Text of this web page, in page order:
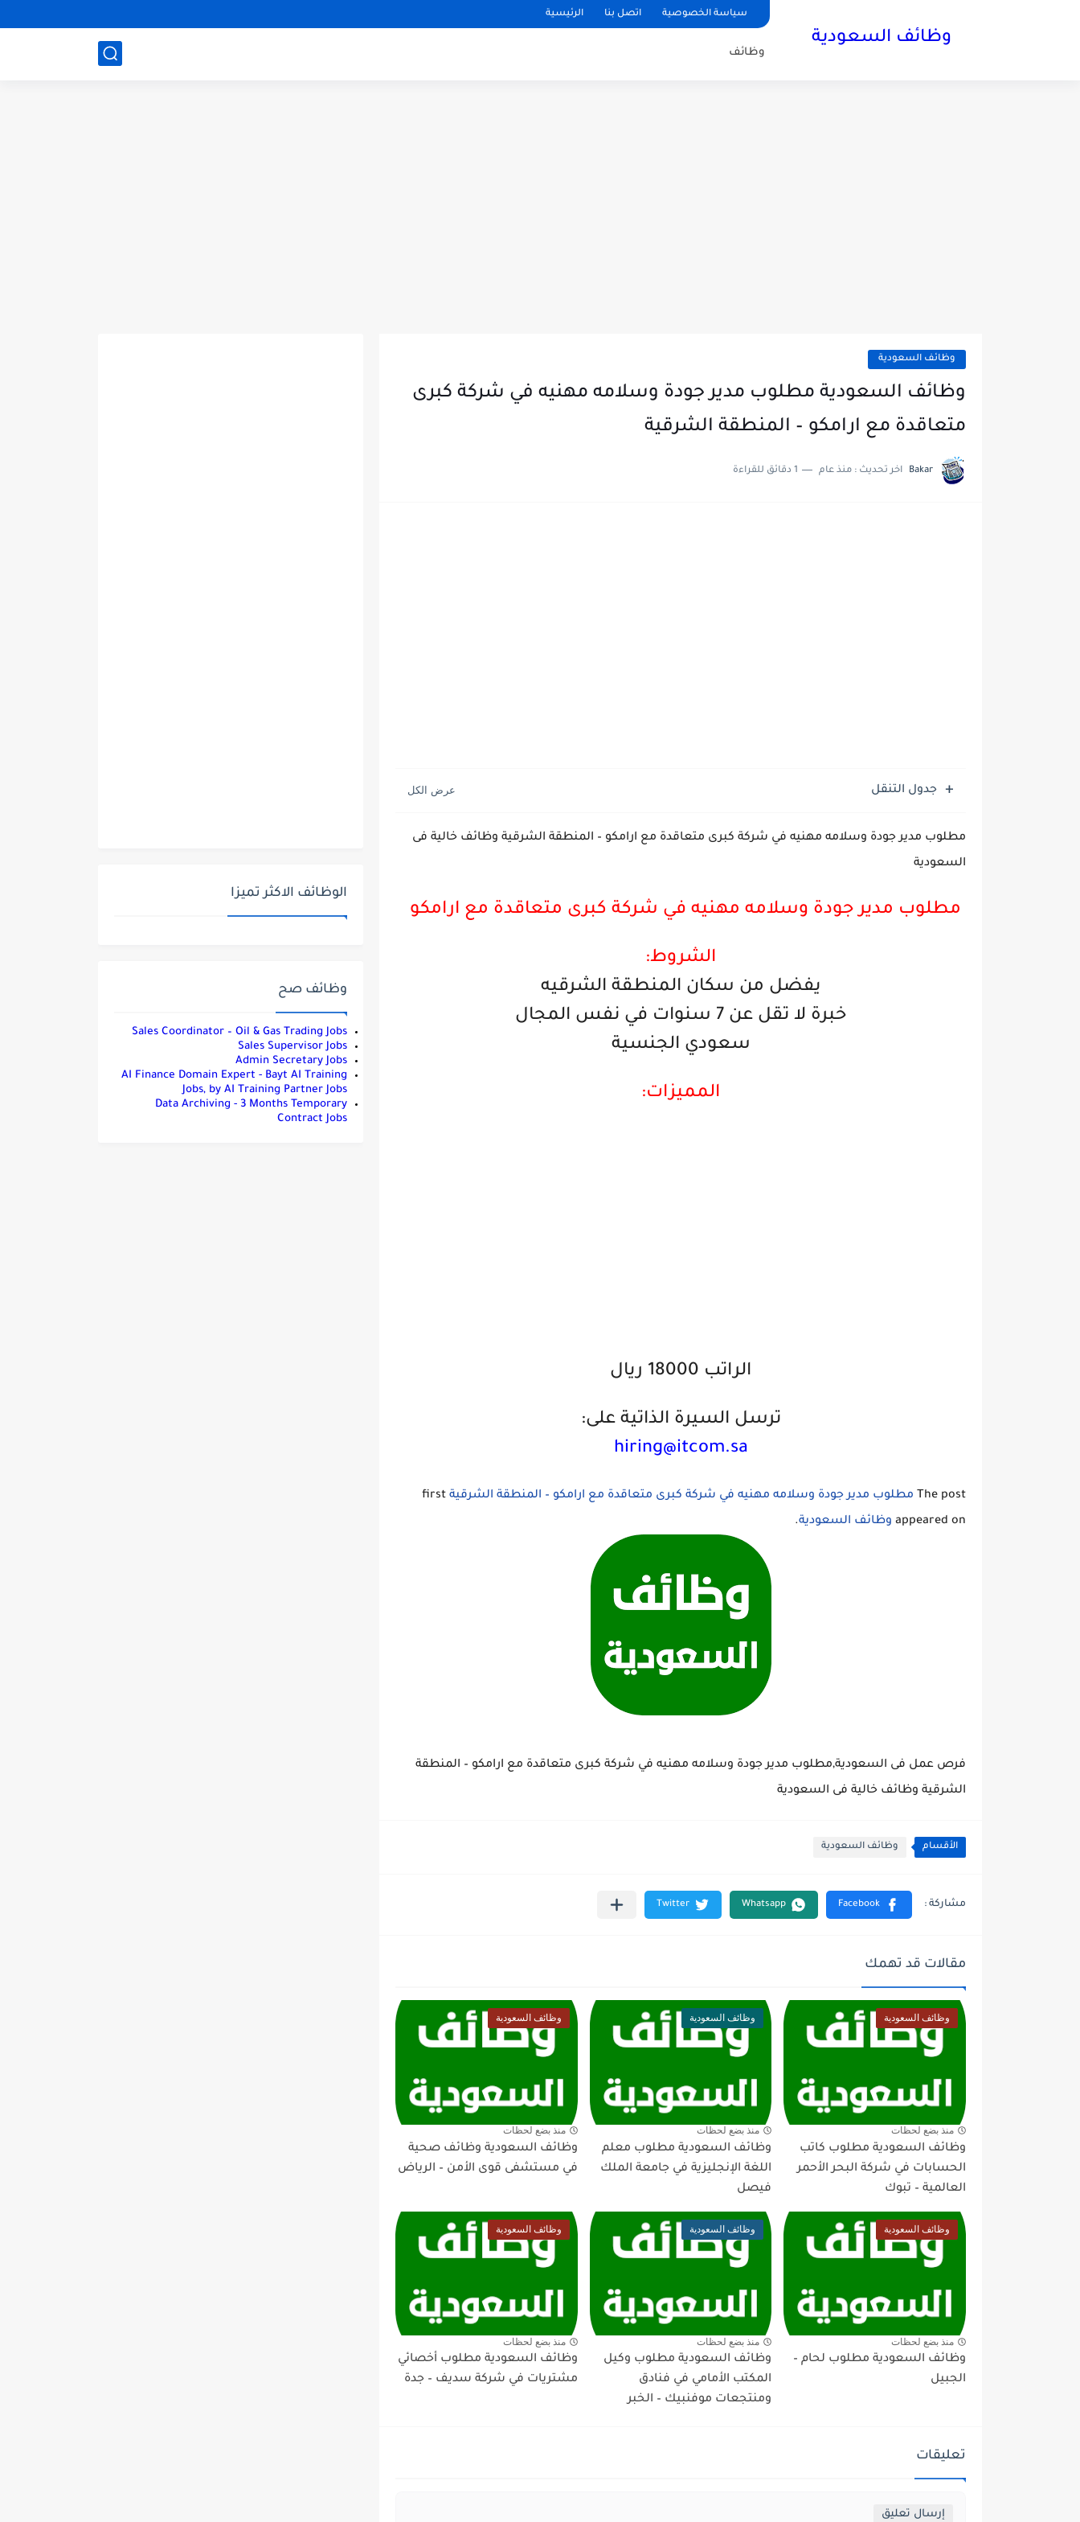
سياسة الخصوصية اتصل بنا الرئيسية
وظائف السعودية
وظائف
وظائف السعودية
وظائف السعودية مطلوب مدير جودة وسلامه مهنيه في شركة كبرى
متعاقدة مع ارامكو – المنطقة الشرقية
Bakar اخر تحديث : منذ عام 1 دقائق للقراءة
جدول التنقل
مطلوب مدير جودة وسلامه مهنيه في شركة كبرى متعاقدة مع ارامكو – المنطقة الشرقية وظائف خالية فى
السعودية
مطلوب مدير جودة وسلامه مهنيه في شركة كبرى متعاقدة مع ارامكو
الشروط:
يفضل من سكان المنطقة الشرقيه
خبرة لا تقل عن 7 سنوات في نفس المجال
سعودي الجنسية
المميزات:
الراتب 18000 ريال
ترسل السيرة الذاتية على:
hiring@itcom.sa
The post مطلوب مدير جودة وسلامه مهنيه في شركة كبرى متعاقدة مع ارامكو – المنطقة الشرقية first
appeared on وظائف السعودية.
فرص عمل فى السعودية,مطلوب مدير جودة وسلامه مهنيه في شركة كبرى متعاقدة مع ارامكو – المنطقة
الشرقية وظائف خالية فى السعودية
الأقسام وظائف السعودية
مقالات قد تهمك
وظائف السعودية
منذ بضع لحظات
وظائف السعودية مطلوب كاتب
الحسابات في شركة البحر الأحمر
العالمية – تبوك
وظائف السعودية
منذ بضع لحظات
وظائف السعودية مطلوب معلم
اللغة الإنجليزية في جامعة الملك
فيصل
وظائف السعودية
منذ بضع لحظات
وظائف السعودية وظائف صحية
في مستشفى قوى الأمن – الرياض
وظائف السعودية
منذ بضع لحظات
وظائف السعودية مطلوب لحام –
الجبيل
وظائف السعودية
منذ بضع لحظات
وظائف السعودية مطلوب وكيل
المكتب الأمامي في فنادق
ومنتجعات موفنبيك – الخبر
وظائف السعودية
منذ بضع لحظات
وظائف السعودية مطلوب أخصائي
مشتريات في شركة سديف – جدة
تعليقات
إرسال تعليق
الوظائف الاكثر تميزا
وظائف صح
Sales Coordinator – Oil & Gas Trading Jobs
Sales Supervisor Jobs
Admin Secretary Jobs
AI Finance Domain Expert - Bayt AI Training
Jobs, by AI Training Partner Jobs
Data Archiving - 3 Months Temporary
Contract Jobs